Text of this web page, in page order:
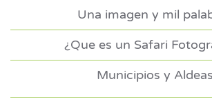
Una imagen y mil
¿Que es un Safari
Municipios y Aldeas